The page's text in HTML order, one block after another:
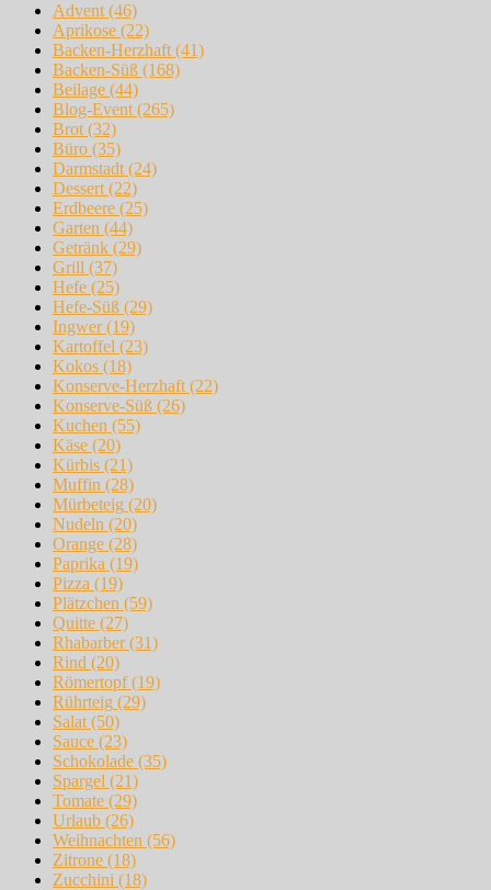
Advent (46)
Aprikose (22)
Backen-Herzhaft (41)
Backen-Süß (168)
Beilage (44)
Blog-Event (265)
Brot (32)
Büro (35)
Darmstadt (24)
Dessert (22)
Erdbeere (25)
Garten (44)
Getränk (29)
Grill (37)
Hefe (25)
Hefe-Süß (29)
Ingwer(19)
Kartoffel (23)
Kokos (18)
Konserve-Herzhaft (22)
Konserve-Süß (26)
Kuchen (55)
Käse (20)
Kürbis (21)
Muffin (28)
Mürbeteig (20)
Nudeln (20)
Orange (28)
Paprika (19)
Pizza (19)
Plätzchen (59)
Quitte (27)
Rhabarber(31)
Rind (20)
Römertopf(19)
Rührteig (29)
Salat (50)
Sauce (23)
Schokolade (35)
Spargel (21)
Tomate (29)
Urlaub (26)
Weihnachten (56)
Zitrone (18)
Zucchini (18)